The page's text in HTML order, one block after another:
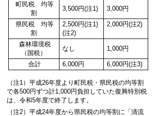
町民税 均等
割
3,500円(注1) 3,000円
県民税 均等
割
2,500円(注1)
(注2)
2,000円(注2)
森林環境税
（国税）
なし 1,000円
合計 6,000円 6,000円(注3)
（注1）平成26年度より町民税・県民税の均等割
で各500円ずつ計1,000円負担していた復興特別税
は、令和5年度で終了します。
（注2）平成24年度から県民税の均等割に「清流